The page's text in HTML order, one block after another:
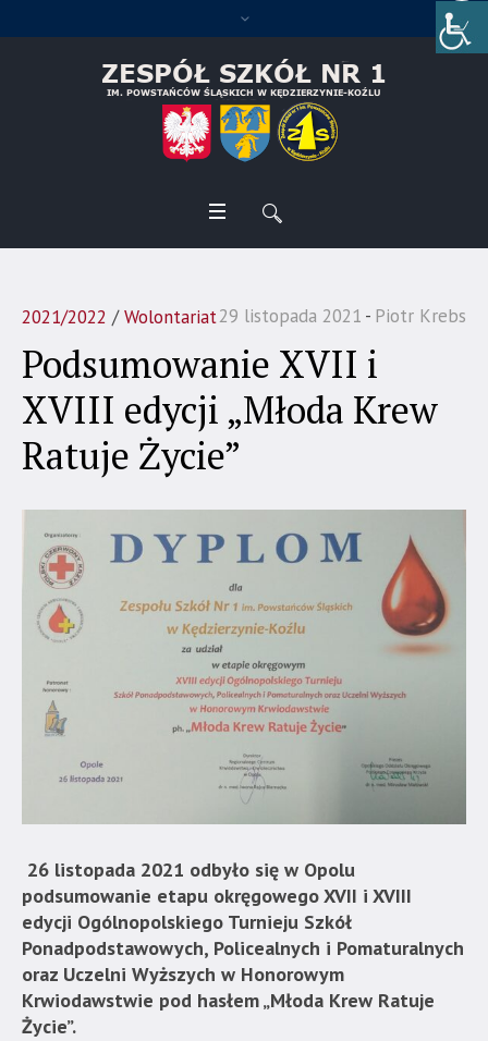
29 listopada 2021 Piotr Krebs
2021/2022 /Wolontariat
Podsumowanie XVII i
XVIII edycji „Młoda Krew
Ratuje Życie”
26 listopada 2021 odbyło się w Opolu
podsumowanie etapu okręgowego XVII i XVIII
edycji Ogólnopolskiego Turnieju Szkół
Ponadpodstawowych, Policealnych i Pomaturalnych
oraz Uczelni Wyższych w Honorowym
Krwiodawstwie pod hasłem „Młoda Krew Ratuje
Życie”.